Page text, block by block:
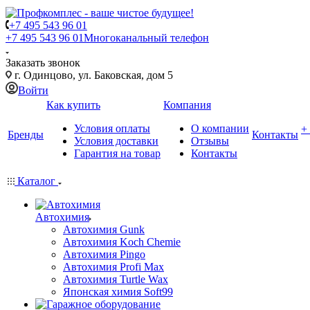
+7 495 543 96 01
+7 495 543 96 01Многоканальный телефон
Заказать звонок
г. Одинцово, ул. Баковская, дом 5
Войти
Бренды
Как купить
Условия оплаты
Условия доставки
Гарантия на товар
Компания
О компании
Отзывы
Контакты
Контакты
Каталог
Автохимия
Автохимия Gunk
Автохимия Koch Chemie
Автохимия Pingo
Автохимия Profi Max
Автохимия Turtle Wax
Японская химия Soft99